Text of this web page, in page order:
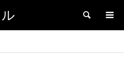
検索